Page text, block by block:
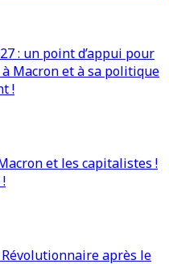
: un point d’appui pour
Macron et à sa politique
!
et les capitalistes !
après le